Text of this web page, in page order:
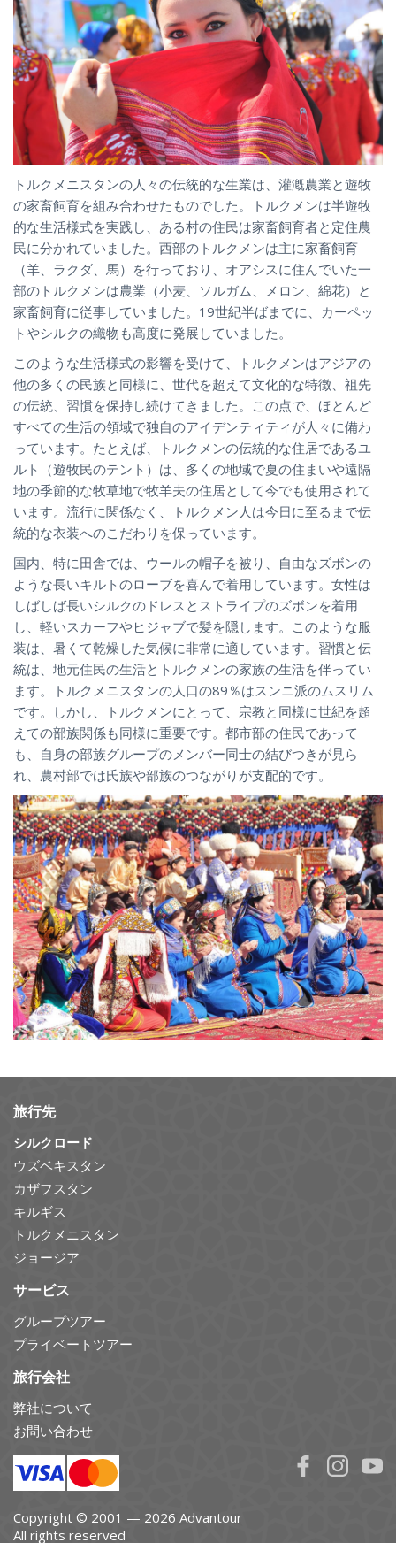
トルクメニスタンの人々の伝統的な生業は、灌漑農業と遊牧
の家畜飼育を組み合わせたものでした。トルクメンは半遊牧
的な生活様式を実践し、ある村の住民は家畜飼育者と定住農
民に分かれていました。西部のトルクメンは主に家畜飼育
（羊、ラクダ、馬）を行っており、オアシスに住んでいた一
部のトルクメンは農業（小麦、ソルガム、メロン、綿花）と
家畜飼育に従事していました。19世紀半ばまでに、カーペッ
トやシルクの織物も高度に発展していました。
このような生活様式の影響を受けて、トルクメンはアジアの
他の多くの民族と同様に、世代を超えて文化的な特徴、祖先
の伝統、習慣を保持し続けてきました。この点で、ほとんど
すべての生活の領域で独自のアイデンティティが人々に備わ
っています。たとえば、トルクメンの伝統的な住居であるユ
ルト（遊牧民のテント）は、多くの地域で夏の住まいや遠隔
地の季節的な牧草地で牧羊夫の住居として今でも使用されて
います。流行に関係なく、トルクメン人は今日に至るまで伝
統的な衣装へのこだわりを保っています。
国内、特に田舎では、ウールの帽子を被り、自由なズボンの
ような長いキルトのローブを喜んで着用しています。女性は
しばしば長いシルクのドレスとストライプのズボンを着用
し、軽いスカーフやヒジャブで髪を隠します。このような服
装は、暑くて乾燥した気候に非常に適しています。習慣と伝
統は、地元住民の生活とトルクメンの家族の生活を伴ってい
ます。トルクメニスタンの人口の89％はスンニ派のムスリム
です。しかし、トルクメンにとって、宗教と同様に世紀を超
えての部族関係も同様に重要です。都市部の住民であって
も、自身の部族グループのメンバー同士の結びつきが見ら
れ、農村部では氏族や部族のつながりが支配的です。
旅行先
シルクロード
ウズベキスタン
カザフスタン
キルギス
トルクメニスタン
ジョージア
サービス
グループツアー
プライベートツアー
旅行会社
弊社について
お問い合わせ
Copyright © 2001 — 2026 Advantour
All rights reserved